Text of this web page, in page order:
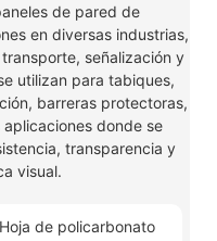
de pared de
en diversas industrias,
señalización y
utilizan para tabiques,
barreras protectoras,
donde se
transparencia y
visual.